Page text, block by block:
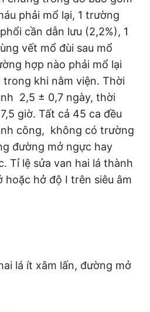
phải mổ lại, 1 trường
cần dẫn lưu (2,2%), 1
vết mổ đùi sau mổ
hợp nào phải mổ lại
khi nằm viện. Thời
2,5 ± 0,7 ngày, thời
giờ. Tất cả 45 ca đều
công, không có trường
đường mở ngực hay
Tỉ lệ sửa van hai lá thành
hở độ I trên siêu âm
lá ít xâm lấn, đường mở